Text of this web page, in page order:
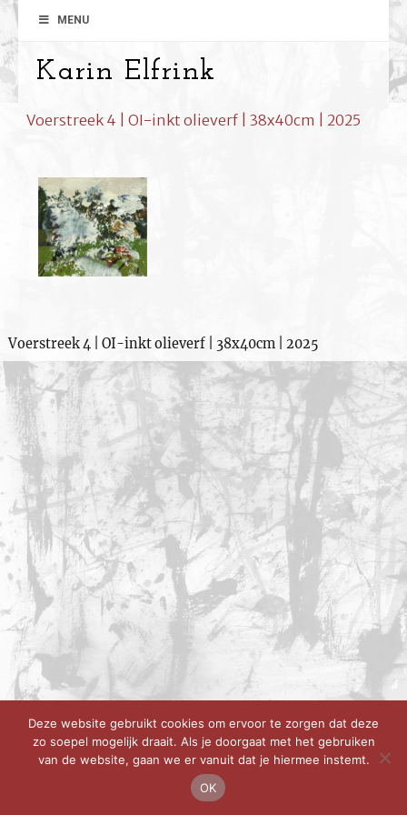
MENU
Karin Elfrink
Voerstreek 4 | OI-inkt olieverf | 38x40cm | 2025
Voerstreek 4 | OI-inkt olieverf | 38x40cm | 2025
Deze website gebruikt cookies om ervoor te zorgen dat deze
zo soepel mogelijk draait. Als je doorgaat met het gebruiken
van de website, gaan we er vanuit dat je hiermee instemt.
OK